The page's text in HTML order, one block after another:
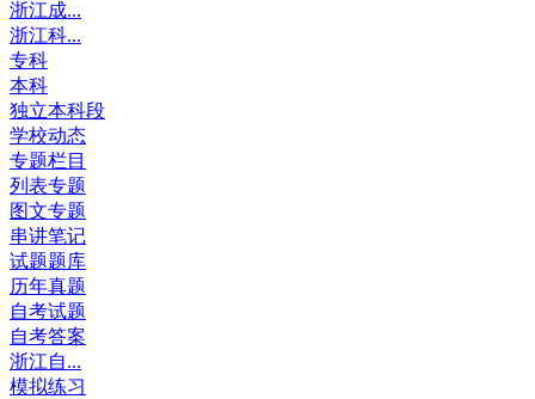
浙江成...
浙江科...
专科
本科
独立本科段
学校动态
专题栏目
列表专题
图文专题
串讲笔记
试题题库
历年真题
自考试题
自考答案
浙江自...
模拟练习